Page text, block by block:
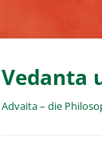
Zum
springen
Vedanta
Advaita – die